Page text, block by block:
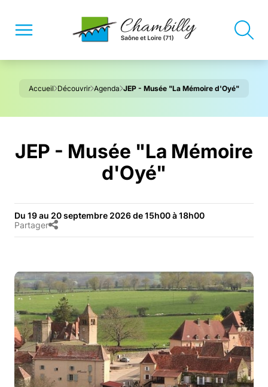
Accueil Découvrir Agenda JEP - Musée "La Mémoire d'Oyé"
JEP - Musée "La Mémoire
d'Oyé"
Du 19 au 20 septembre 2026 de 15h00 à 18h00
Partager